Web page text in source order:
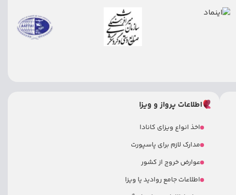
اطلاعات پرواز و ویزا
اخذ انواع ویزای کانادا
مدارک لازم برای پاسپورت
عوارض خروج از کشور
اطلاعات جامع روادید یا ویزا